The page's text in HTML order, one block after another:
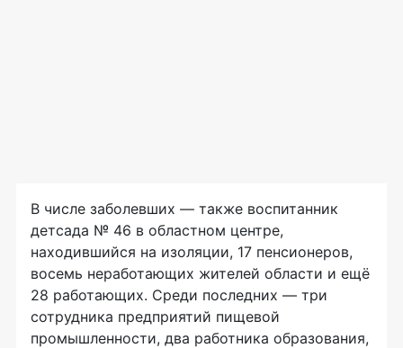
В числе заболевших — также воспитанник
детсада № 46 в областном центре,
находившийся на изоляции, 17 пенсионеров,
восемь неработающих жителей области и ещё
28 работающих. Среди последних — три
сотрудника предприятий пищевой
промышленности, два работника образования,